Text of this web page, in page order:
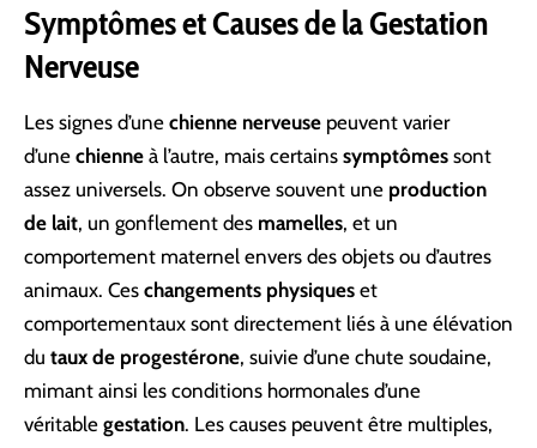
Symptômes et Causes de la Gestation
Nerveuse
Les signes d’une chienne nerveuse peuvent varier
d’une chienne à l’autre, mais certains symptômes sont
assez universels. On observe souvent une production
de lait, un gonflement des mamelles, et un
comportement maternel envers des objets ou d’autres
animaux. Ces changements physiques et
comportementaux sont directement liés à une élévation
du taux de progestérone, suivie d’une chute soudaine,
mimant ainsi les conditions hormonales d’une
véritable gestation. Les causes peuvent être multiples,